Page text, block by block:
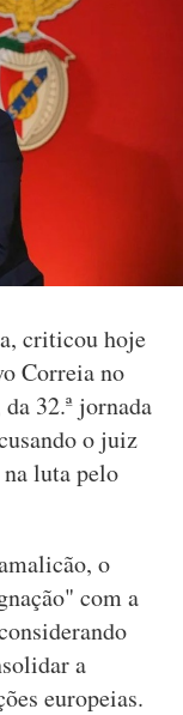
criticou hoje
Correia no
32.ª jornada
o juiz
luta pelo
o
com a
a
europeias.